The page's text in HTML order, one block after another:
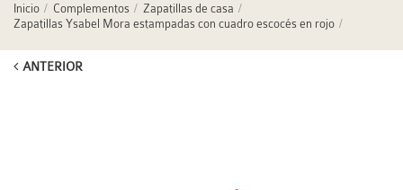
Inicio Complementos
Zapatillas de casa
Zapatillas Ysabel Mora estampadas con cuadro escocés en rojo
ANTERIOR